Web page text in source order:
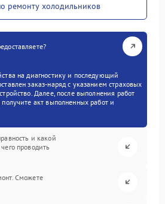
ремонту холодильников
на диагностику и последующий
заказ-наряд с указанием страховых
Далее, после выполнения работ
акт выполненных работ и
и какой
проводить
Сможете